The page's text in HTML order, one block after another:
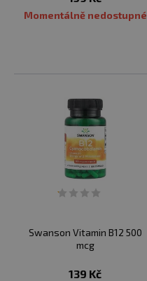
Momentálně nedostupné
Swanson Vitamin B12 500
mcg
139 Kč